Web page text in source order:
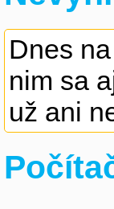
Dnes
nim sa
už ani